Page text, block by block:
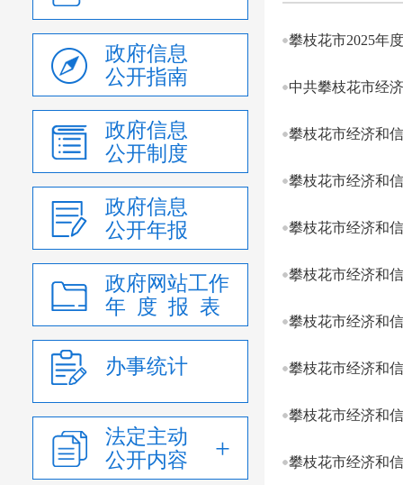
政府信息
公开指南
政府信息
公开制度
政府信息
公开年报
政府网站工作
年 度 报 表
办事统计
法定主动
公开内容
攀枝花市2025年
中共攀枝花市经
攀枝花市经济和
攀枝花市经济和
攀枝花市经济和
攀枝花市经济和
攀枝花市经济和
攀枝花市经济和
攀枝花市经济和
攀枝花市经济和